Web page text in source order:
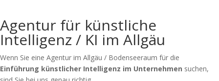
Agentur für künstliche
Intelligenz / KI im Allgäu
Wenn Sie eine Agentur im Allgäu / Bodenseeraum für die
Einführung künstlicher Intelligenz im Unternehmen suchen,